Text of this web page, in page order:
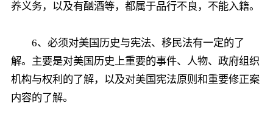
养义务，以及有酗酒等，都属于品行不良，不能入籍。
6、必须对美国历史与宪法、移民法有一定的了
解。主要是对美国历史上重要的事件、人物、政府组织
机构与权利的了解，以及对美国宪法原则和重要修正案
内容的了解。